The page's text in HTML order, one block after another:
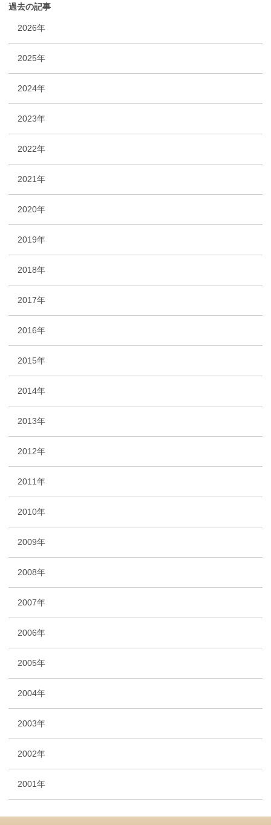
過去の記事
2026年
2025年
2024年
2023年
2022年
2021年
2020年
2019年
2018年
2017年
2016年
2015年
2014年
2013年
2012年
2011年
2010年
2009年
2008年
2007年
2006年
2005年
2004年
2003年
2002年
2001年